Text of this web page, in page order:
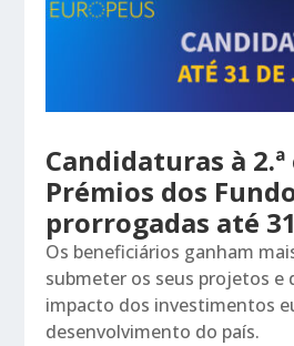
Candidaturas à
Prémios dos
prorrogadas até
Os beneficiários ganham
submeter os seus projetos e
impacto dos investimentos
desenvolvimento do país.